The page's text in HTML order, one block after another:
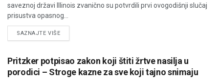
saveznoj državi Illinois zvanično su potvrdili prvi ovogodišnji slučaj
prisustva opasnog...
SAZNAJTE VIŠEDETAILS
Pritzker potpisao zakon koji štiti žrtve nasilja u
porodici – Stroge kazne za sve koji tajno snimaju